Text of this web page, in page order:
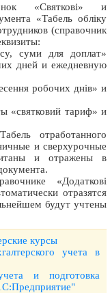
«Святкові» и
«Табель обліку
(справочник
суми для доплат»
дней и ежедневную
робочих днів» и
«святковий тариф» и
отработанного
и сверхурочные
и отражены в
«Додаткові
отразятся
будут учтены
курсы
учета в
и подготовка